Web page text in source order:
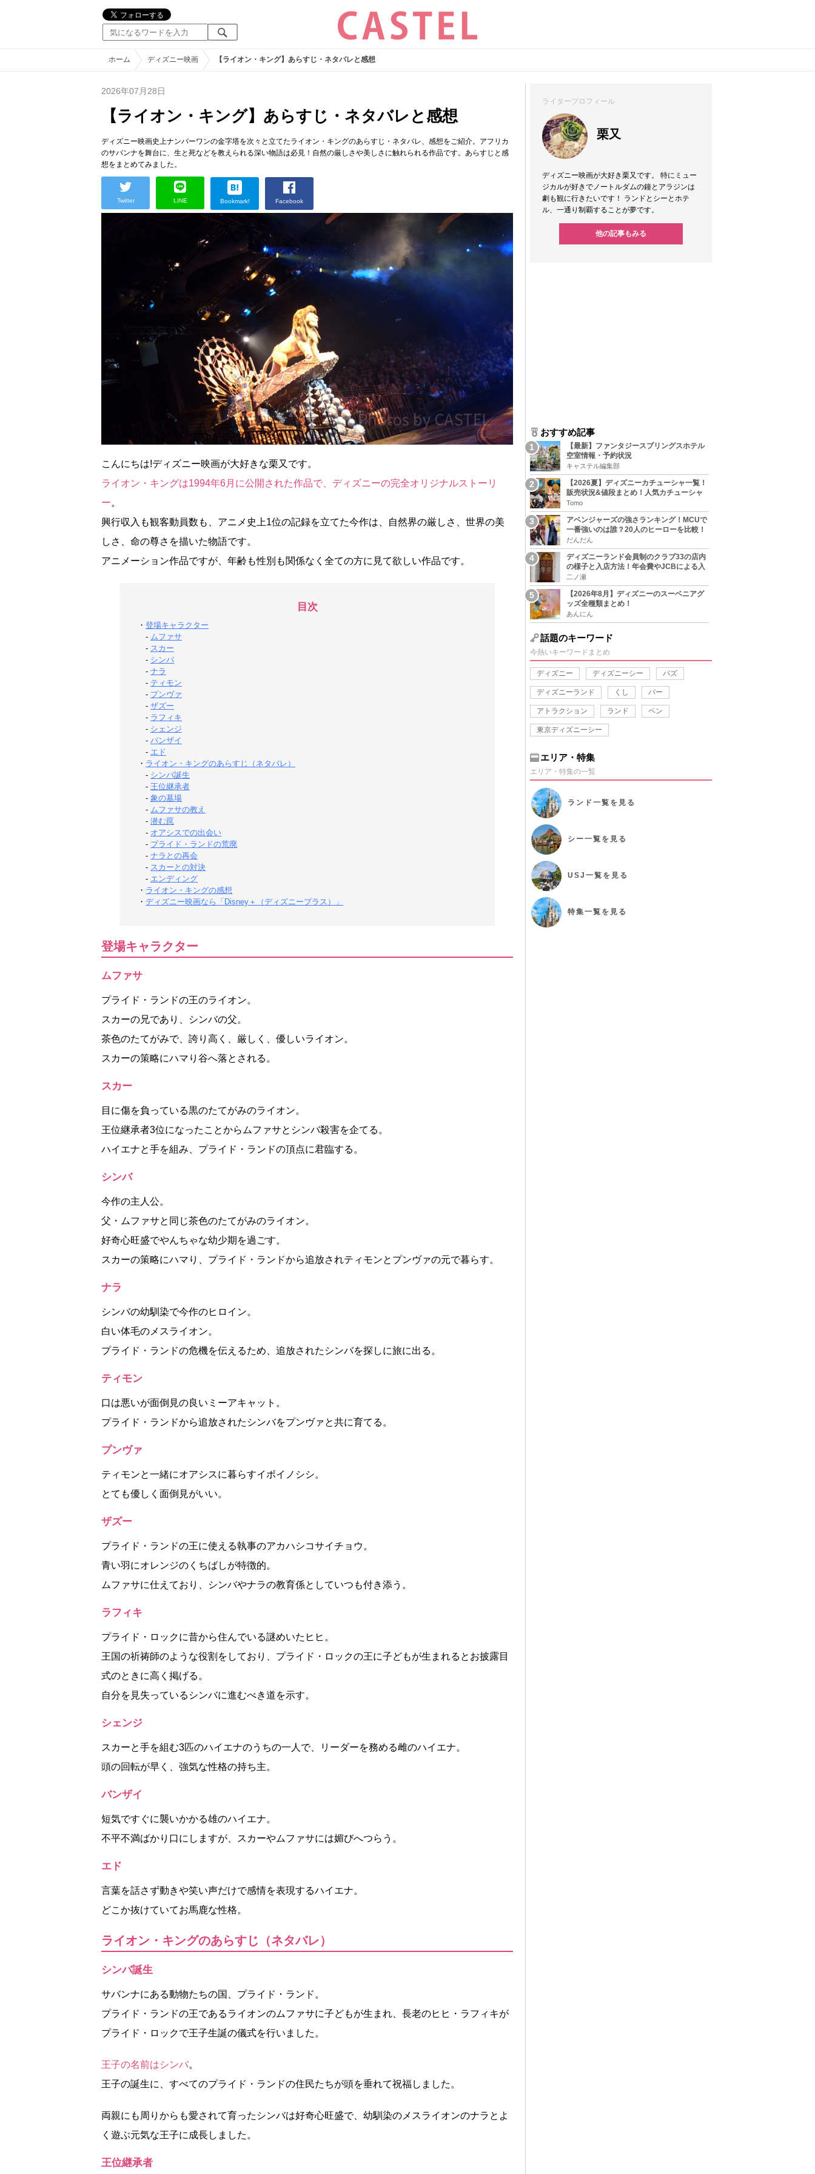
ホーム ディズニー映画 【ライオン・キング】あらすじ・ネタバレと感想
2026年07月28日
【ライオン・キング】あらすじ・ネタバレと感想
ディズニー映画史上ナンバーワンの金字塔を次々と立てたライオン・キングのあらすじ・ネタバレ、感想をご紹介。アフリカ
のサバンナを舞台に、生と死などを教えられる深い物語は必見！自然の厳しさや美しさに触れられる作品です。あらすじと感
想をまとめてみました。
Twitter LINE Bookmark! Facebook
こんにちは!ディズニー映画が大好きな栗又です。
ライオン・キングは1994年6月に公開された作品で、ディズニーの完全オリジナルストーリ
ー。
興行収入も観客動員数も、アニメ史上1位の記録を立てた今作は、自然界の厳しさ、世界の美
しさ、命の尊さを描いた物語です。
アニメーション作品ですが、年齢も性別も関係なく全ての方に見て欲しい作品です。
目次
・ 登場キャラクター
- ムファサ
- スカー
- シンバ
- ナラ
- ティモン
- プンヴァ
- ザズー
- ラフィキ
- シェンジ
- バンザイ
- エド
・ ライオン・キングのあらすじ（ネタバレ）
- シンバ誕生
- 王位継承者
- 象の墓場
- ムファサの教え
- 潜む罠
- オアシスでの出会い
- プライド・ランドの荒廃
- ナラとの再会
- スカーとの対決
- エンディング
・ ライオン・キングの感想
・ ディズニー映画なら「Disney＋（ディズニープラス）」
登場キャラクター
ムファサ
プライド・ランドの王のライオン。
スカーの兄であり、シンバの父。
茶色のたてがみで、誇り高く、厳しく、優しいライオン。
スカーの策略にハマり谷へ落とされる。
スカー
目に傷を負っている黒のたてがみのライオン。
王位継承者3位になったことからムファサとシンバ殺害を企てる。
ハイエナと手を組み、プライド・ランドの頂点に君臨する。
シンバ
今作の主人公。
父・ムファサと同じ茶色のたてがみのライオン。
好奇心旺盛でやんちゃな幼少期を過ごす。
スカーの策略にハマり、プライド・ランドから追放されティモンとプンヴァの元で暮らす。
ナラ
シンバの幼馴染で今作のヒロイン。
白い体毛のメスライオン。
プライド・ランドの危機を伝えるため、追放されたシンバを探しに旅に出る。
ティモン
口は悪いが面倒見の良いミーアキャット。
プライド・ランドから追放されたシンバをプンヴァと共に育てる。
プンヴァ
ティモンと一緒にオアシスに暮らすイボイノシシ。
とても優しく面倒見がいい。
ザズー
プライド・ランドの王に使える執事のアカハシコサイチョウ。
青い羽にオレンジのくちばしが特徴的。
ムファサに仕えており、シンバやナラの教育係としていつも付き添う。
ラフィキ
プライド・ロックに昔から住んでいる謎めいたヒヒ。
王国の祈祷師のような役割をしており、プライド・ロックの王に子どもが生まれるとお披露目
式のときに高く掲げる。
自分を見失っているシンバに進むべき道を示す。
シェンジ
スカーと手を組む3匹のハイエナのうちの一人で、リーダーを務める雌のハイエナ。
頭の回転が早く、強気な性格の持ち主。
バンザイ
短気ですぐに襲いかかる雄のハイエナ。
不平不満ばかり口にしますが、スカーやムファサには媚びへつらう。
エド
言葉を話さず動きや笑い声だけで感情を表現するハイエナ。
どこか抜けていてお馬鹿な性格。
ライオン・キングのあらすじ（ネタバレ）
シンバ誕生
サバンナにある動物たちの国、プライド・ランド。
プライド・ランドの王であるライオンのムファサに子どもが生まれ、長老のヒヒ・ラフィキが
プライド・ロックで王子生誕の儀式を行いました。
王子の名前はシンバ。
王子の誕生に、すべてのプライド・ランドの住民たちが頭を垂れて祝福しました。
両親にも周りからも愛されて育ったシンバは好奇心旺盛で、幼馴染のメスライオンのナラとよ
く遊ぶ元気な王子に成長しました。
王位継承者
ライタープロフィール
栗又
ディズニー映画が大好き栗又です。 特にミュー
ジカルが好きでノートルダムの鐘とアラジンは
劇も観に行きたいです！ ランドとシーとホテ
ル、一通り制覇することが夢です。
他の記事もみる
おすすめ記事
【最新】ファンタジースプリングスホテル
空室情報・予約状況
キャステル編集部
【2026夏】ディズニーカチューシャ一覧！
販売状況&値段まとめ！人気カチューシャ
をチェック
Tomo
アベンジャーズの強さランキング！MCUで
一番強いのは誰？20人のヒーローを比較！
だんだん
ディズニーランド会員制のクラブ33の店内
の様子と入店方法！年会費やJCBによる入
り方も
二ノ瀬
【2026年8月】ディズニーのスーベニアグ
ッズ全種類まとめ！
あんにん
話題のキーワード
今熱いキーワードまとめ
ディズニー ディズニーシー バズ
ディズニーランド くし バー
アトラクション ランド ペン
東京ディズニーシー
エリア・特集
エリア・特集の一覧
ランド 一覧を見る
シー一覧を見る
USJ 一覧を見る
特集一覧を見る